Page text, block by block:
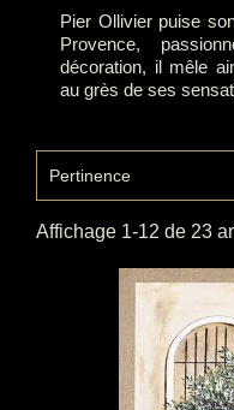
Pier Ollivier puise
Provence,
décoration, il mêle
au grès de ses
Pertinence
Affichage 1-12 de 23